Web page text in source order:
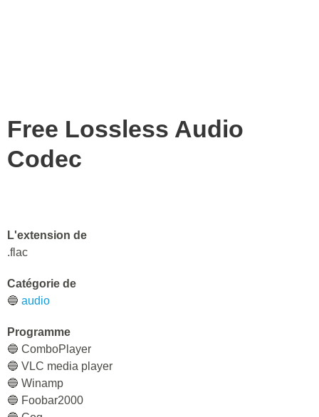
Free Lossless Audio
Codec
L'extension de
.flac
Catégorie de
🔵 audio
Programme
🔵 СomboPlayer
🔵 VLC media player
🔵 Winamp
🔵 Foobar2000